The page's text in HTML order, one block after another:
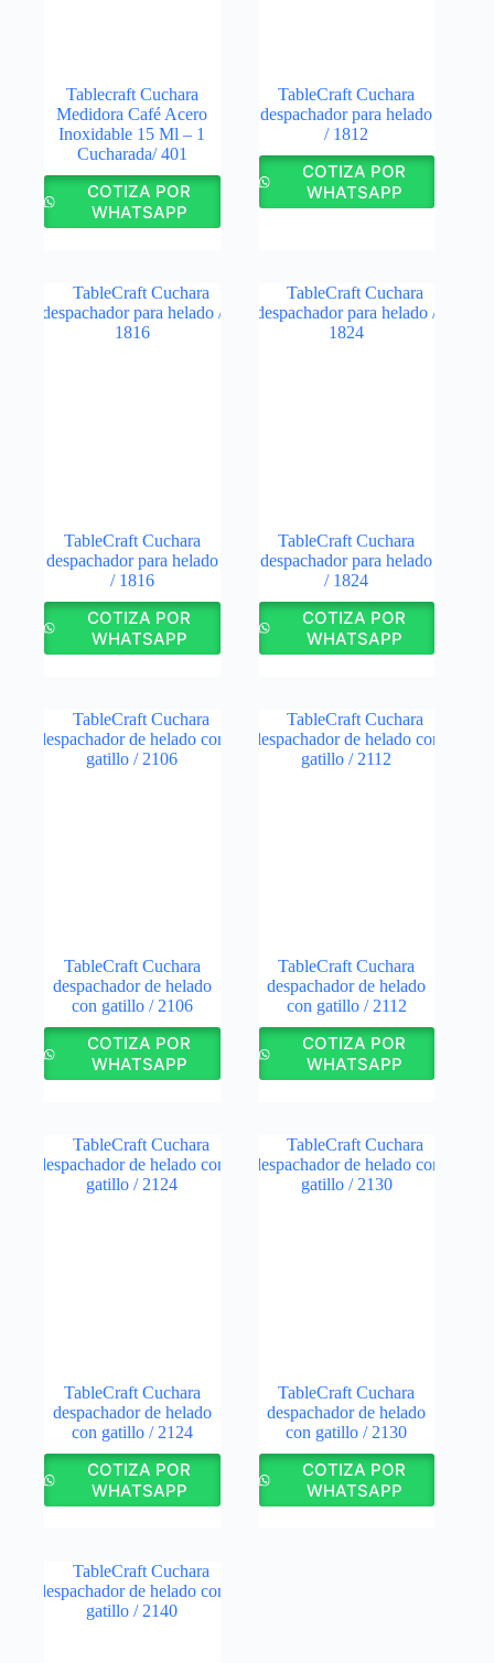
Tablecraft Cuchara
Medidora Café Acero
Inoxidable 15 Ml – 1
Cucharada/ 401
COTIZA POR
WHATSAPP
TableCraft Cuchara
despachador para helado
/ 1812
COTIZA POR
WHATSAPP
TableCraft Cuchara
despachador para helado
/ 1816
COTIZA POR
WHATSAPP
TableCraft Cuchara
despachador para helado
/ 1824
COTIZA POR
WHATSAPP
TableCraft Cuchara
despachador de helado
con gatillo / 2106
COTIZA POR
WHATSAPP
TableCraft Cuchara
despachador de helado
con gatillo / 2112
COTIZA POR
WHATSAPP
TableCraft Cuchara
despachador de helado
con gatillo / 2124
COTIZA POR
WHATSAPP
TableCraft Cuchara
despachador de helado
con gatillo / 2130
COTIZA POR
WHATSAPP